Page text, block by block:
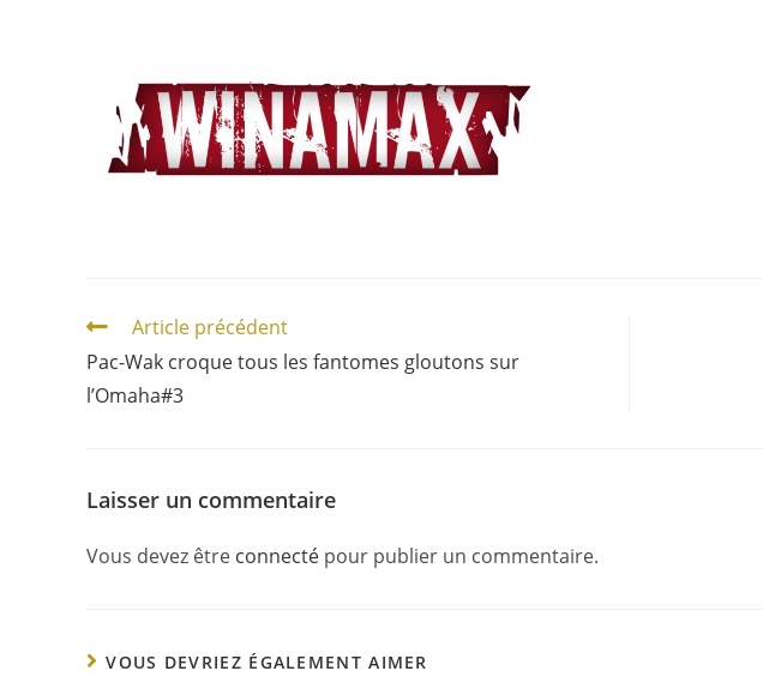
Article précédent
Pac-Wak croque tous les fantomes gloutons sur
l’Omaha#3
Laisser un commentaire
Vous devez être connecté pour publier un commentaire.
VOUS DEVRIEZ ÉGALEMENT AIMER